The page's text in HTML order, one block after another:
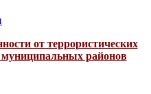
от террористических
муниципальных районов